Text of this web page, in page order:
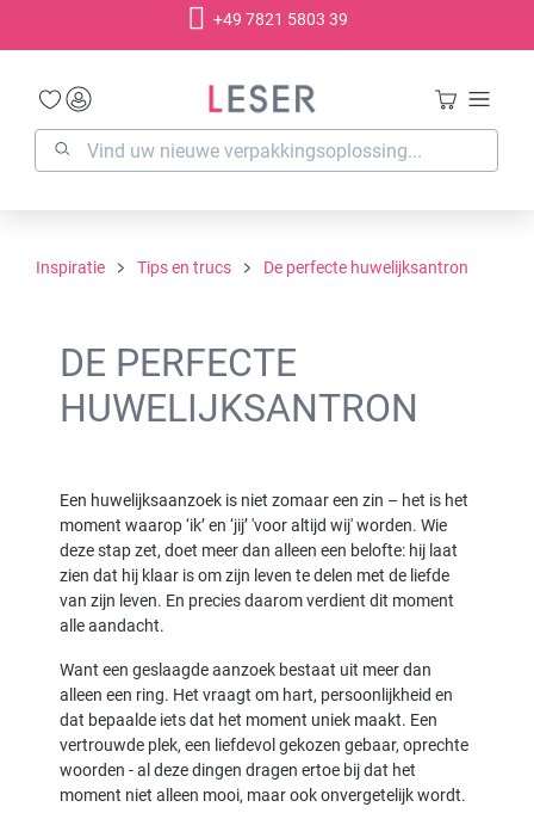
+49 7821 5803 39
Inspiratie Tips en trucs De perfecte huwelijksantron
DE PERFECTE
HUWELIJKSANTRON
Een huwelijksaanzoek is niet zomaar een zin – het is het
moment waarop ‘ik’ en ‘jij’ 'voor altijd wij' worden. Wie
deze stap zet, doet meer dan alleen een belofte: hij laat
zien dat hij klaar is om zijn leven te delen met de liefde
van zijn leven. En precies daarom verdient dit moment
alle aandacht.
Want een geslaagde aanzoek bestaat uit meer dan
alleen een ring. Het vraagt om hart, persoonlijkheid en
dat bepaalde iets dat het moment uniek maakt. Een
vertrouwde plek, een liefdevol gekozen gebaar, oprechte
woorden - al deze dingen dragen ertoe bij dat het
moment niet alleen mooi, maar ook onvergetelijk wordt.